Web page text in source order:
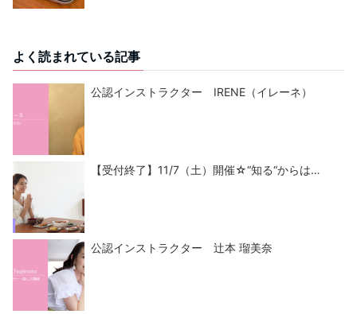
よく読まれている記事
公認インストラクター IRENE（イレーネ）
【受付終了】11/7（土）開催☆“知る“からは…
公認インストラクター 辻本 瑠美奈